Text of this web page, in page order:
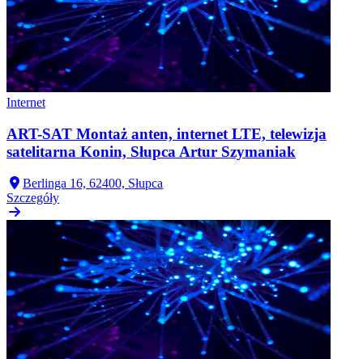
Internet
ART-SAT Montaż anten, internet LTE, telewizja
satelitarna Konin, Słupca Artur Szymaniak
Berlinga 16, 62400, Słupca
Szczegóły